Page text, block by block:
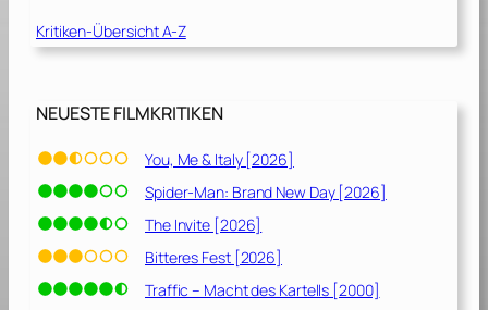
0
2
]
Kritiken-Übersicht A-Z
NEUESTE FILMKRITIKEN
You, Me & Italy [2026]
Spider-Man: Brand New Day [2026]
The Invite [2026]
Bitteres Fest [2026]
Traffic – Macht des Kartells [2000]